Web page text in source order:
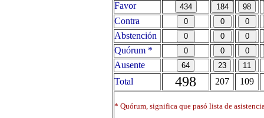
Favor
Contra
Abstención
Quórum *
Ausente
Total
498 207 109
* Quórum, significa que pasó lista de